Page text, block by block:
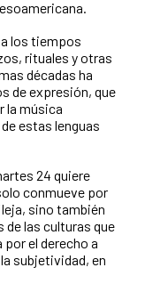
los tiempos
rituales y otras
décadas ha
de expresión, que
la música
estas lenguas
24 quiere
conmueve por
sino también
las culturas que
el derecho a
subjetividad, en